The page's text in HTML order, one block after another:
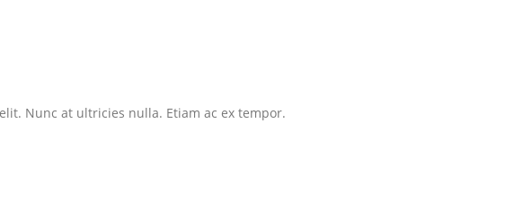
Nunc at ultricies nulla. Etiam ac ex tempor.